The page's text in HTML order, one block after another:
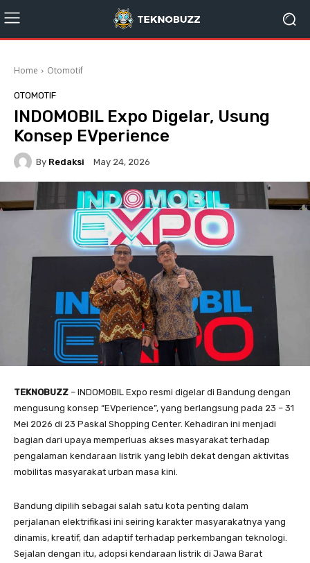
Home Otomotif
OTOMOTIF
INDOMOBIL Expo Digelar, Usung
Konsep EVperience
By Redaksi May 24, 2026
TEKNOBUZZ – INDOMOBIL Expo resmi digelar di Bandung dengan
mengusung konsep “EVperience”, yang berlangsung pada 23 – 31
Mei 2026 di 23 Paskal Shopping Center. Kehadiran ini menjadi
bagian dari upaya memperluas akses masyarakat terhadap
pengalaman kendaraan listrik yang lebih dekat dengan aktivitas
mobilitas masyarakat urban masa kini.
Bandung dipilih sebagai salah satu kota penting dalam
perjalanan elektrifikasi ini seiring karakter masyarakatnya yang
dinamis, kreatif, dan adaptif terhadap perkembangan teknologi.
Sejalan dengan itu, adopsi kendaraan listrik di Jawa Barat